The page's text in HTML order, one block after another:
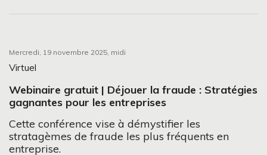
Mercredi, 19 novembre 2025, midi
Virtuel
Webinaire gratuit | Déjouer la fraude : Stratégies
gagnantes pour les entreprises
Cette conférence vise à démystifier les
stratagèmes de fraude les plus fréquents en
entreprise.